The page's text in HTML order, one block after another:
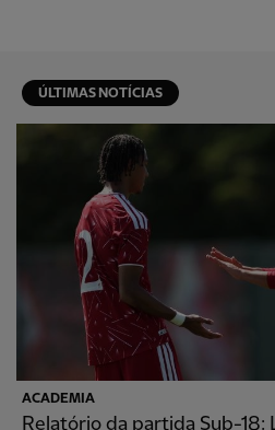
ÚLTIMAS NOTÍCIAS
ACADEMIA
Relatório da partida Sub-